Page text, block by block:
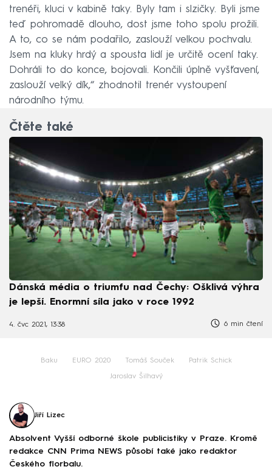
trenéři, kluci v kabině taky. Byly tam i slzičky. Byli jsme
teď pohromadě dlouho, dost jsme toho spolu prožili.
A to, co se nám podařilo, zaslouží velkou pochvalu.
Jsem na kluky hrdý a spousta lidí je určitě ocení taky.
Dohráli to do konce, bojovali. Končili úplně vyšťavení,
zaslouží velký dík,“ zhodnotil trenér vystoupení
národního týmu.
Čtěte také
Dánská média o triumfu nad Čechy: Ošklivá výhra
je lepší. Enormní síla jako v roce 1992
4. čvc 2021, 13:38 6 min čtení
Baku EURO 2020 Tomáš Souček Patrik Schick
Jaroslav Šilhavý
Jiří Lizec
Absolvent Vyšší odborné škole publicistiky v Praze. Kromě
redakce CNN Prima NEWS působí také jako redaktor
Českého florbalu.